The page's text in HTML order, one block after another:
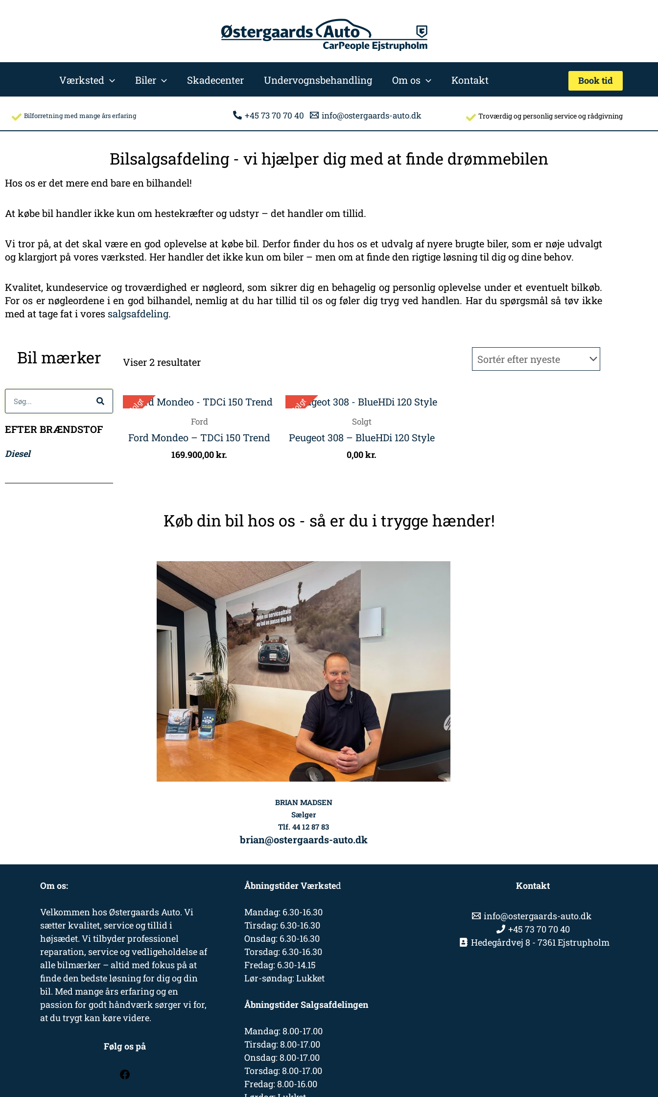
Værksted Biler Skadecenter Undervognsbehandling Om os Kontakt Book tid
Bilforretning med mange års erfaring +45 73 70 70 40 info@ostergaards-auto.dk Troværdig og personlig service og rådgivning
Bilsalgsafdeling - vi hjælper dig med at finde drømmebilen
Hos os er det mere end bare en bilhandel!
At købe bil handler ikke kun om hestekræfter og udstyr – det handler om tillid.
Vi tror på, at det skal være en god oplevelse at købe bil. Derfor finder du hos os et udvalg af nyere brugte biler, som er nøje udvalgt
og klargjort på vores værksted. Her handler det ikke kun om biler – men om at finde den rigtige løsning til dig og dine behov.
Kvalitet, kundeservice og troværdighed er nøgleord, som sikrer dig en behagelig og personlig oplevelse under et eventuelt bilkøb.
For os er nøgleordene i en god bilhandel, nemlig at du har tillid til os og føler dig tryg ved handlen. Har du spørgsmål så tøv ikke
med at tage fat i vores salgsafdeling.
Bil mærker
Søg
EFTER BRÆNDSTOF
Diesel
Viser 2 resultaterefter
Solgt
Ford
Ford Mondeo – TDCi 150 Trend
169.900,00kr.
Solgt
Solgt
Peugeot 308 – BlueHDi 120 Style
0,00kr.
Køb din bil hos os - så er du i trygge hænder!
BRIAN MADSEN
Sælger
Tlf. 44 12 87 83
brian@ostergaards-auto.dk
Om os:
Velkommen hos Østergaards Auto. Vi
sætter kvalitet, service og tillid i
højsædet. Vi tilbyder professionel
reparation, service og vedligeholdelse af
alle bilmærker – altid med fokus på at
finde den bedste løsning for dig og din
bil. Med mange års erfaring og en
passion for godt håndværk sørger vi for,
at du trygt kan køre videre.
Følg os på
Åbningstider Værksted
Mandag: 6.30-16.30
Tirsdag: 6.30-16.30
Onsdag: 6.30-16.30
Torsdag: 6.30-16.30
Fredag: 6.30-14.15
Lør-søndag: Lukket
Åbningstider Salgsafdelingen
Mandag: 8.00-17.00
Tirsdag: 8.00-17.00
Onsdag: 8.00-17.00
Torsdag: 8.00-17.00
Fredag: 8.00-16.00
Kontakt
info@ostergaards-auto.dk
+45 73 70 70 40
Hedegårdvej 8 - 7361 Ejstrupholm